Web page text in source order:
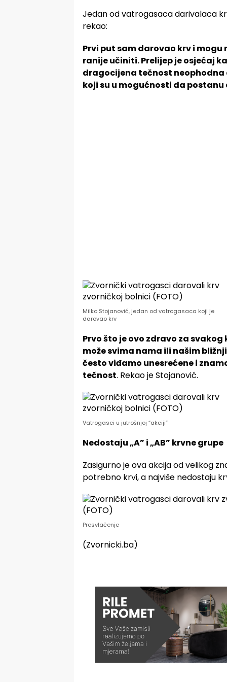
Jedan od vatrogasaca darivalaca
rekao:
Prvi put sam darovao krv i
ranije učiniti. Prelijep je osjećaj
dragocijena tečnost neophodna
koji su u mogućnosti da
Milko Stojanović, jedan od vatrogasaca koji je
darovao krv
Prvo što je ovo zdravo za
može svima nama ili našim
često viđamo unesrećene i
tečnost. Rekao je Stojanović.
Vatrogasci u jutrošnjoj “akciji”
Nedostaju „A” i „AB” krvne grupe
Zasigurno je ova akcija od velikog
potrebno krvi, a najviše nedostaju
Presvlačenje
(Zvornicki.ba)